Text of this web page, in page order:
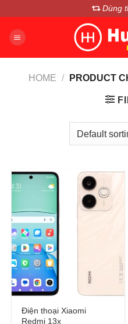
nội
Dùng
HOME / PRODUCT
Trả góp 0%
Điện thoại Xiaomi
Redmi 13x